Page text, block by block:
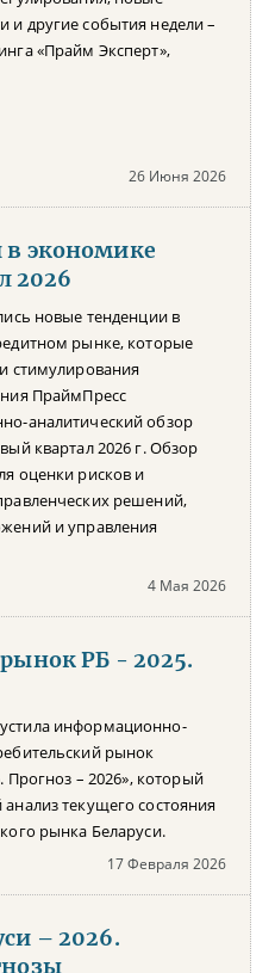
другие события недели –
«Прайм Эксперт»,
26 Июня 2026
экономике
2026
новые тенденции в
рынке, которые
стимулирования
ПраймПресс
аналитический обзор
квартал 2026 г. Обзор
оценки рисков и
решений,
и управления
4 Мая 2026
РБ - 2025.
информационно-
рынок
Прогноз – 2026», который
текущего состояния
рынка Беларуси.
17 Февраля 2026
– 2026.